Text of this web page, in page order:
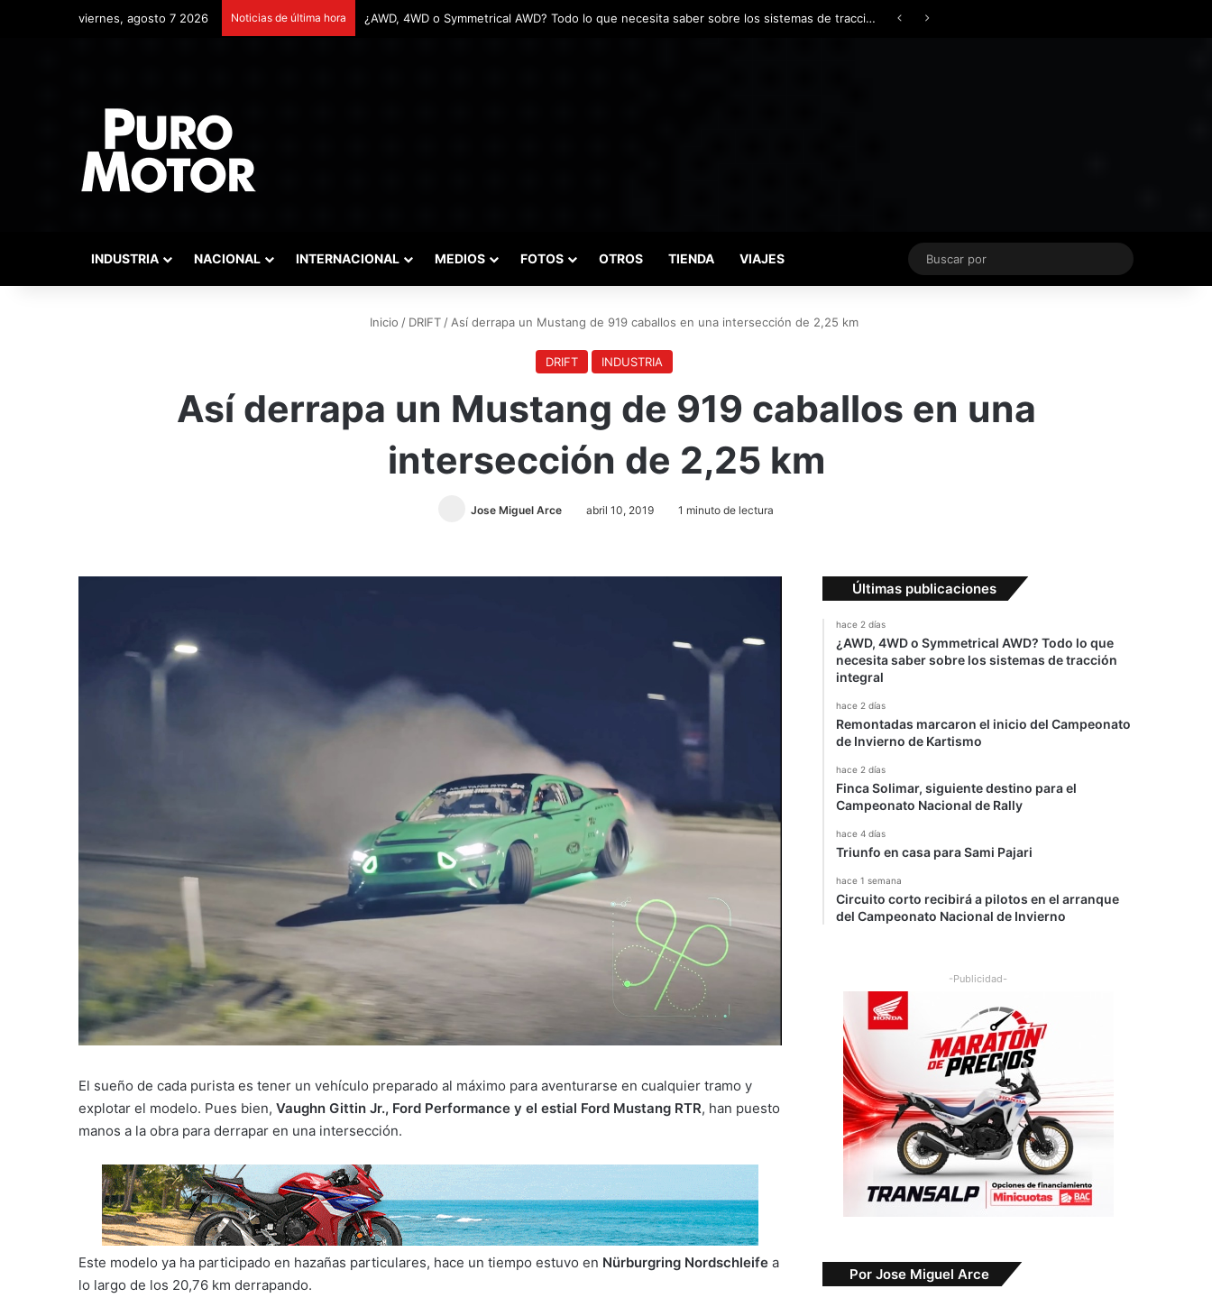
viernes, agosto 7 2026 Noticias de última hora Remontadas marcaron el inicio del Campeonato de Invierno de Kartismo
INDUSTRIA NACIONAL INTERNACIONAL MEDIOS FOTOS OTROS TIENDA VIAJES
Buscar
por
Inicio / DRIFT / Así derrapa un Mustang de 919 caballos en una intersección de 2,25 km
DRIFT INDUSTRIA
Así derrapa un Mustang de 919 caballos en una
intersección de 2,25 km
Jose Miguel Arce abril 10, 2019 1 minuto de lectura
El sueño de cada purista es tener un vehículo preparado al máximo para aventurarse en cualquier tramo y
explotar el modelo. Pues bien, Vaughn Gittin Jr., Ford Performance y el estial Ford Mustang RTR, han puesto
manos a la obra para derrapar en una intersección.
Este modelo ya ha participado en hazañas particulares, hace un tiempo estuvo en Nürburgring Nordschleife a
lo largo de los 20,76 km derrapando.
Últimas publicaciones
hace 2 días
¿AWD, 4WD o Symmetrical AWD? Todo lo que
necesita saber sobre los sistemas de tracción
integral
hace 2 días
Remontadas marcaron el inicio del Campeonato
de Invierno de Kartismo
hace 2 días
Finca Solimar, siguiente destino para el
Campeonato Nacional de Rally
hace 4 días
Triunfo en casa para Sami Pajari
hace 1 semana
Circuito corto recibirá a pilotos en el arranque
del Campeonato Nacional de Invierno
-Publicidad-
Por Jose Miguel Arce